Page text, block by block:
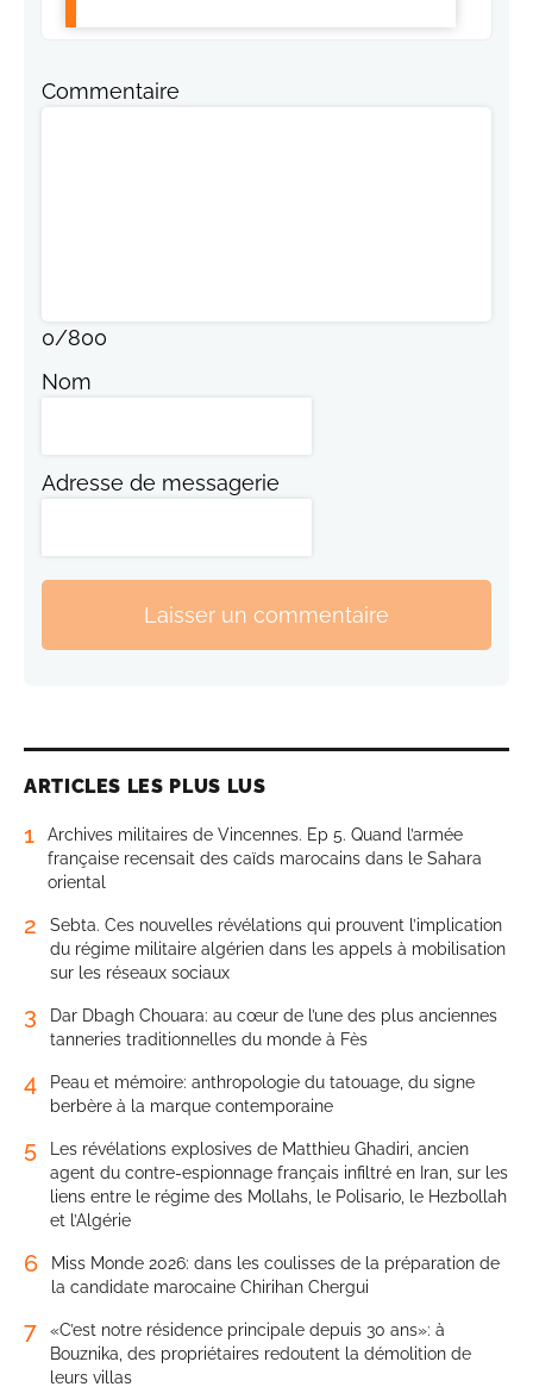
Commentaire
0/800
Nom
Adresse de messagerie
Laisser un commentaire
ARTICLES LES PLUS LUS
1
Archives militaires de Vincennes. Ep 5. Quand l’armée
française recensait des caïds marocains dans le Sahara
oriental
2
Sebta. Ces nouvelles révélations qui prouvent l’implication
du régime militaire algérien dans les appels à mobilisation
sur les réseaux sociaux
3
Dar Dbagh Chouara: au cœur de l’une des plus anciennes
tanneries traditionnelles du monde à Fès
4
Peau et mémoire: anthropologie du tatouage, du signe
berbère à la marque contemporaine
5
Les révélations explosives de Matthieu Ghadiri, ancien
agent du contre-espionnage français infiltré en Iran, sur les
liens entre le régime des Mollahs, le Polisario, le Hezbollah
et l’Algérie
6
Miss Monde 2026: dans les coulisses de la préparation de
la candidate marocaine Chirihan Chergui
7
«C’est notre résidence principale depuis 30 ans»: à
Bouznika, des propriétaires redoutent la démolition de
leurs villas